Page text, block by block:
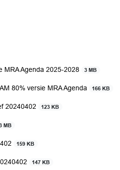
MRA Agenda 2025-2028
3 MB
80% versie MRA Agenda 166 KB
20240402 123 KB
MB
159 KB
147 KB